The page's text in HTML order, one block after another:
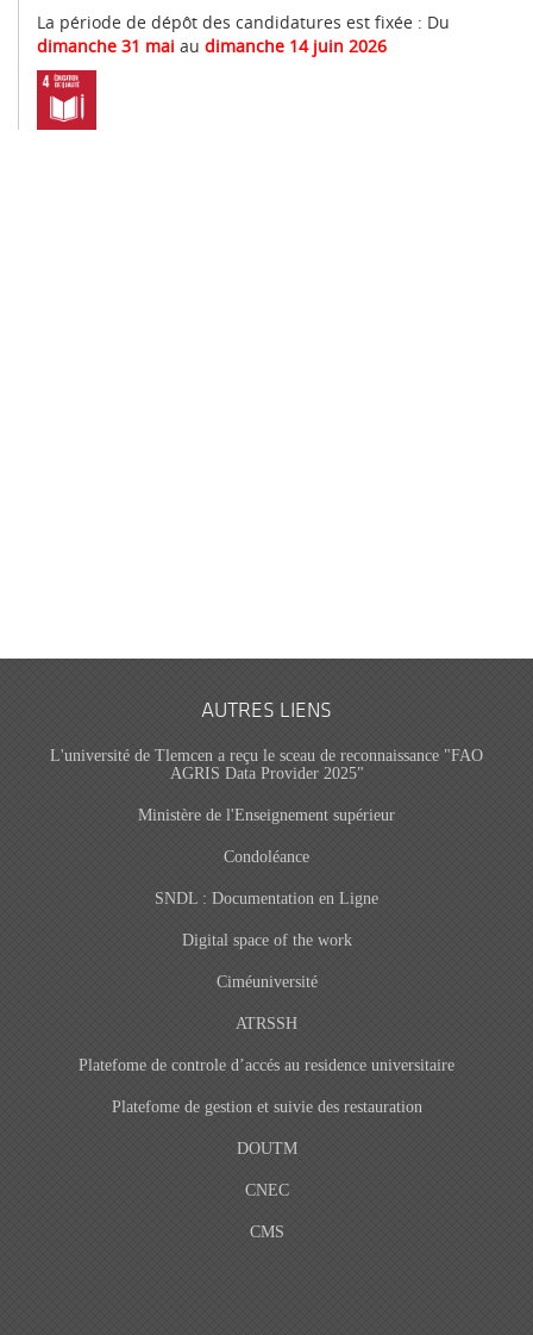
La période de dépôt des candidatures est fixée : Du
dimanche 31 mai au dimanche 14 juin 2026
AUTRES LIENS
L'université de Tlemcen a reçu le sceau de reconnaissance "FAO
AGRIS Data Provider 2025"
Ministère de l'Enseignement supérieur
Condoléance
SNDL : Documentation en Ligne
Digital space of the work
Ciméuniversité
ATRSSH
Platefome de controle d’accés au residence universitaire
Platefome de gestion et suivie des restauration
DOUTM
CNEC
CMS